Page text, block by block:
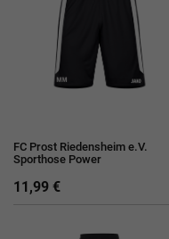
FC Prost Riedensheim e.V.
Sporthose Power
11,99 €